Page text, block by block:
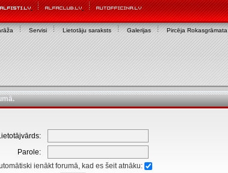
Servisi Lietotāju saraksts Galerijas Pircēja Rokasgrāmata
Parole:
ienākt forumā, kad es šeit atnāku: